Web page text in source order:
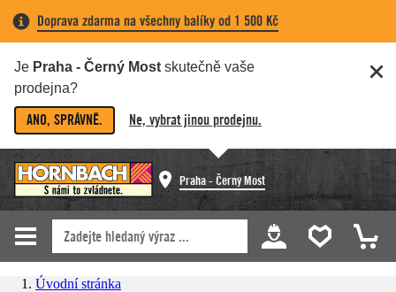
Doprava zdarma na všechny balíky od 1 500 Kč
Je Praha - Černý Most skutečně vaše
prodejna?
ANO, SPRÁVNĚ. Ne, vybrat jinou prodejnu.
Praha - Černý Most
Úvodní stránka